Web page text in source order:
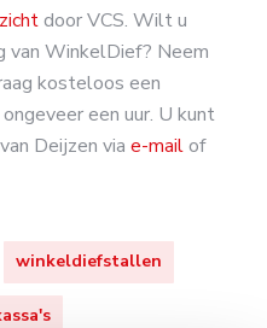
door VCS. Wilt u
van WinkelDief? Neem
kosteloos een
een uur. U kunt
Deijzen via e-mailof
winkeldiefstallen